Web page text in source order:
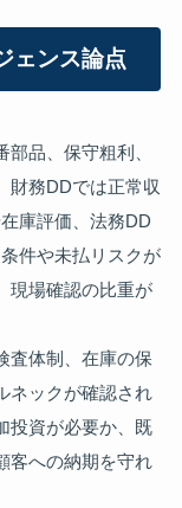
ェンス論点
品、保守粗利、
財務DDでは正常収
庫評価、法務DD
件や未払リスクが
現場確認の比重が
査体制、在庫の保
ネックが確認され
投資が必要か、既
客への納期を守れ